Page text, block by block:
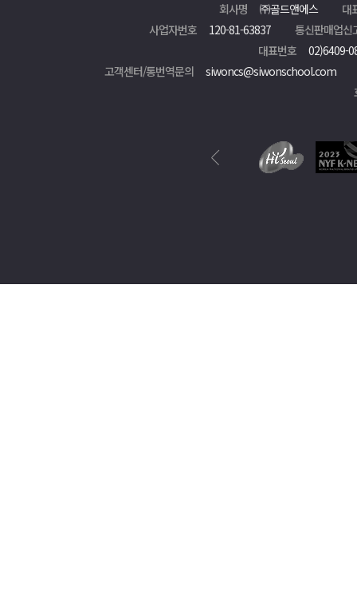
회사명 ㈜골드앤에스
대
사업자번호
120-81-63837
통신판매업신
대표번호
02)6409-
고객센터/통번역문의
siwoncs@siwonschool.com